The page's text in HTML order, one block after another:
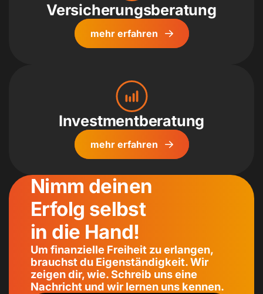
Versicherungs­beratung
mehr erfahren
Investment­beratung
mehr erfahren
Nimm deinen
Erfolg selbst
in die Hand!
Um finanzielle Freiheit zu erlangen,
brauchst du Eigenständigkeit. Wir
zeigen dir, wie. Schreib uns eine
Nachricht und wir lernen uns kennen.